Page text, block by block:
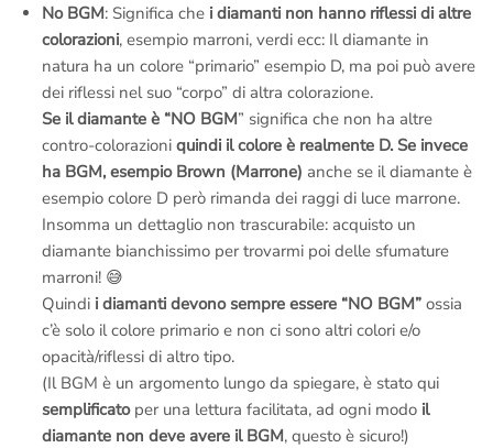
Noi siamo artigiani italiani veri, creiamo i nostri gioielli a Roma ,
non abbiamo nulla da nascondere.
Non ci credi? Prenota una visita in laboratorio e vieni a vederlo
dal vivo,potrai fare tu stesso foto e video ai Maestri Orafi a
lavoro
La fotografie della lavorazione sono incluse nel prezzo ma
devono essere richieste prima dell’ordine.
Email ainfo@anelli.it
Whatsapp ai Maestri del laboratorio di Romaal numero+39
351 3386087
Chiama in laboratorio a Romaal numero+39 065416661
Chiama ilnumero verde gratuito di Roma 800 034 552
Per informazioni sui diamanti e sulle certificazioni puoi scrivere
anche al nostro ufficio dei diamanti di Londraal numero
Whatsapp+39 3446696789(Solo messaggi di testo)
No BGM: Significa che i diamanti non hanno riflessi di altre
colorazioni, esempio marroni, verdi ecc: Il diamante in
natura ha un colore “primario” esempio D, ma poi può avere
dei riflessi nel suo “corpo” di altra colorazione.
Se il diamante è “NO BGM” significa che non ha altre
contro-colorazioniquindi il colore è realmente D. Se invece
ha BGM, esempio Brown (Marrone) anche se il diamante è
esempio colore D però rimanda dei raggi di luce marrone.
Insomma un dettaglio non trascurabile: acquisto un
diamante bianchissimo per trovarmi poi delle sfumature
marroni! 😅
Quindi i diamanti devono sempre essere “NO BGM”ossia
c’è solo il colore primario e non ci sono altri colori e/o
opacità/riflessi di altro tipo.
(Il BGM è un argomento lungo da spiegare, è stato qui
semplificatoper una lettura facilitata, ad ogni modo il
diamante non deve avere il BGM, questo è sicuro!)